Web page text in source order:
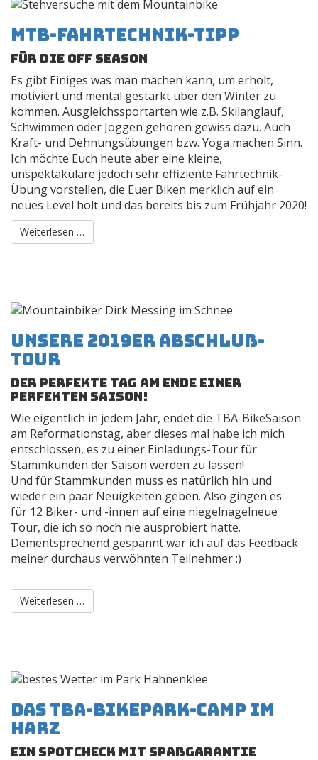
MTB-Fahrtechnik-Tipp
für die off season
Es gibt Einiges was man machen kann, um erholt,
motiviert und mental gestärkt über den Winter zu
kommen. Ausgleichssportarten wie z.B. Skilanglauf,
Schwimmen oder Joggen gehören gewiss dazu. Auch
Kraft- und Dehnungsübungen bzw. Yoga machen Sinn.
Ich möchte Euch heute aber eine kleine,
unspektakuläre jedoch sehr effiziente Fahrtechnik-
Übung vorstellen, die Euer Biken merklich auf ein
neues Level holt und das bereits bis zum Frühjahr 2020!
Weiterlesen …
Unsere 2019er Abschluß-
Tour
der perfekte Tag am Ende einer
perfekten Saison!
Wie eigentlich in jedem Jahr, endet die TBA-BikeSaison
am Reformationstag, aber dieses mal habe ich mich
entschlossen, es zu einer Einladungs-Tour für
Stammkunden der Saison werden zu lassen!
Und für Stammkunden muss es natürlich hin und
wieder ein paar Neuigkeiten geben. Also gingen es
für 12 Biker- und -innen auf eine niegelnagelneue
Tour, die ich so noch nie ausprobiert hatte.
Dementsprechend gespannt war ich auf das Feedback
meiner durchaus verwöhnten Teilnehmer :)
Weiterlesen …
das TBA-Bikepark-Camp im
Harz
ein Spotcheck mit Spaßgarantie